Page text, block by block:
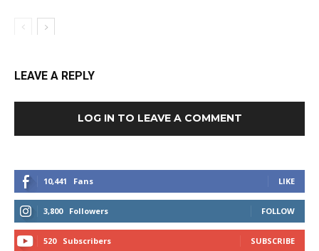
LEAVE A REPLY
LOG IN TO LEAVE A COMMENT
10,441 Fans LIKE
3,800 Followers FOLLOW
520 Subscribers SUBSCRIBE